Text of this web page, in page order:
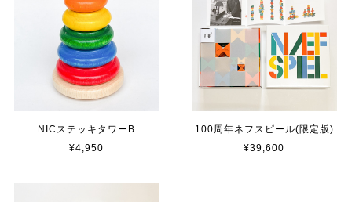
NICステッキタワーB
¥4,950
100周年ネフスピール(限定版)
¥39,600